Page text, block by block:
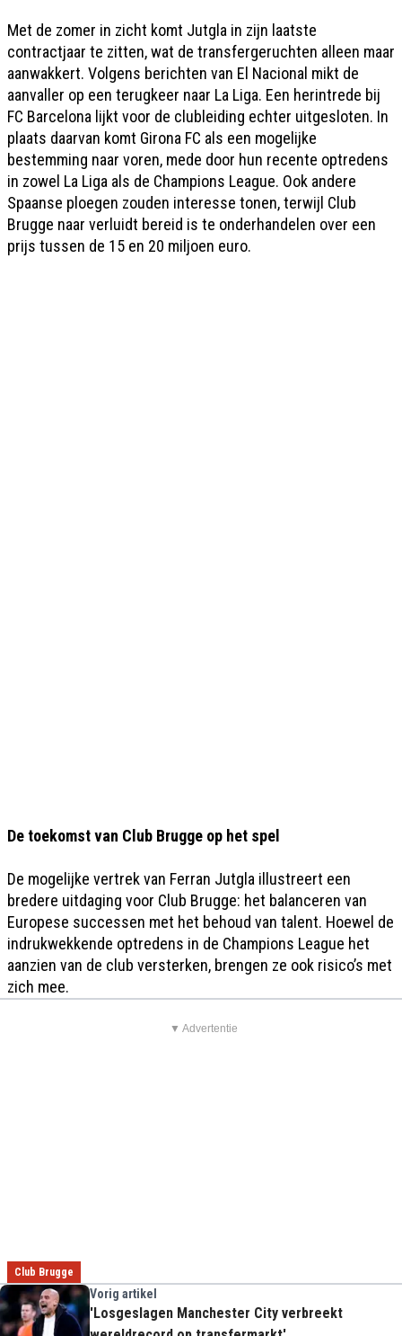
Met de zomer in zicht komt Jutgla in zijn laatste
contractjaar te zitten, wat de transfergeruchten alleen maar
aanwakkert. Volgens berichten van El Nacional mikt de
aanvaller op een terugkeer naar La Liga. Een herintrede bij
FC Barcelona lijkt voor de clubleiding echter uitgesloten. In
plaats daarvan komt Girona FC als een mogelijke
bestemming naar voren, mede door hun recente optredens
in zowel La Liga als de Champions League. Ook andere
Spaanse ploegen zouden interesse tonen, terwijl Club
Brugge naar verluidt bereid is te onderhandelen over een
prijs tussen de 15 en 20 miljoen euro.
De toekomst van Club Brugge op het spel
De mogelijke vertrek van Ferran Jutgla illustreert een
bredere uitdaging voor Club Brugge: het balanceren van
Europese successen met het behoud van talent. Hoewel de
indrukwekkende optredens in de Champions League het
aanzien van de club versterken, brengen ze ook risico’s met
zich mee.
▼ Advertentie
Club Brugge
Vorig artikel
'Losgeslagen Manchester City verbreekt